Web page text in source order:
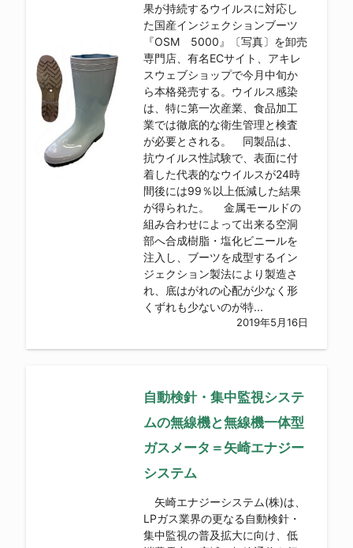
果が持続するウイルスに対応し
た国産インジェクションブーツ
『OSM 5000』〔写真〕を卸売
専門店、有名ECサイト、アキレ
スウェブショップで今月中旬か
ら本格発売する。ウイルス感染
は、特に第一次産業、食品加工
業では徹底的な衛生管理と検査
が必要とされる。 同製品は、
抗ウイルス性試験で、表面に付
着した代表的なウイルスが24時
間後には99％以上低減した結果
が得られた。 金属モールドの
組み合わせによって出来る空洞
部へ合成樹脂・塩化ビニールを
注入し、ブーツを成型するイン
ジェクション製法により製造さ
れ、底はがれの心配が少なく形
くずれも少ないのが特...
2019年5月16日
自動検針・集中監視システ
ムの無線機と無線機一体型
ガスメータ＝矢崎エナジー
システム
矢崎エナジーシステム(株)は、
LPガス業界の更なる自動検針・
集中監視の普及拡大に向け、低